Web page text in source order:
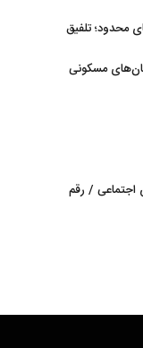
محدود؛ تلفیق
مسکونی
اجتماعی / رقم